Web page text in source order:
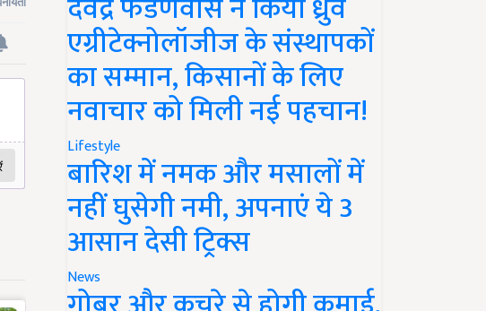
एग्रीटेक्नोलॉजीज के संस्थापकों
का सम्मान, किसानों के लिए
नवाचार को मिली नई पहचान!
Lifestyle
बारिश में नमक और मसालों में
नहीं घुसेगी नमी, अपनाएं ये 3
आसान देसी ट्रिक्स
News